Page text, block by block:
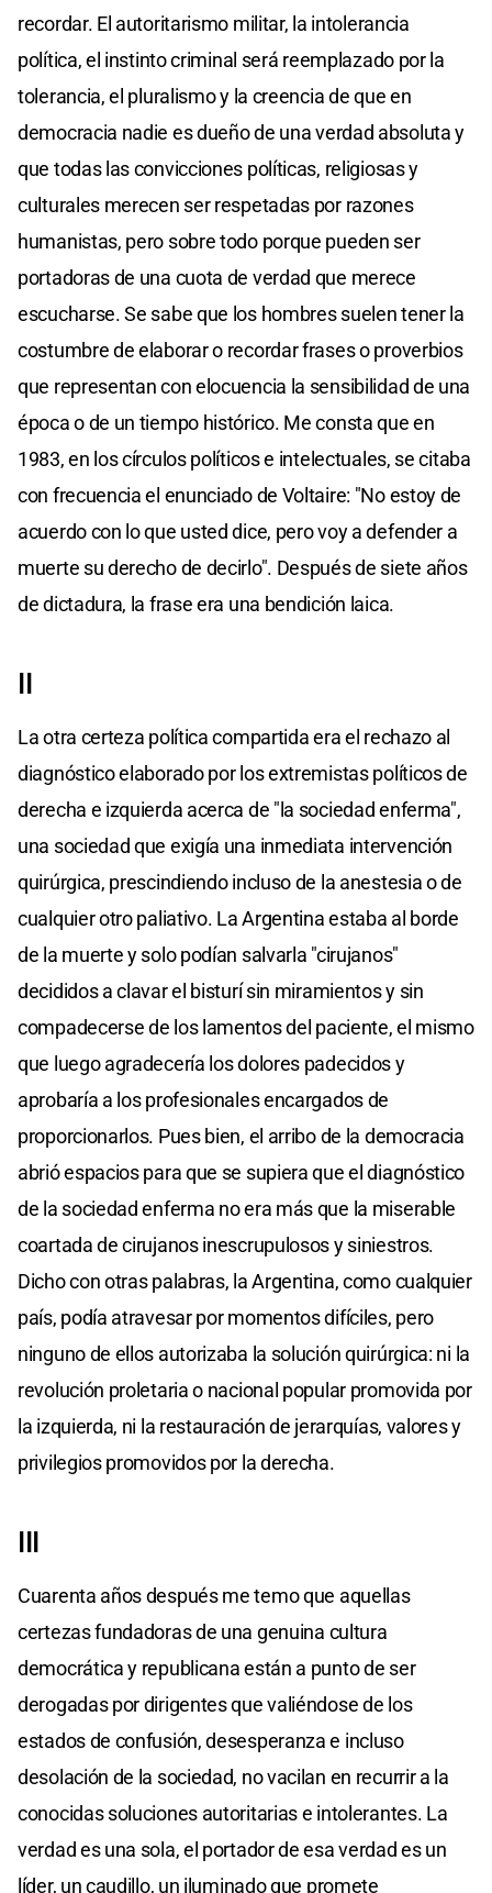
recordar. El autoritarismo militar, la intolerancia
política, el instinto criminal será reemplazado por la
tolerancia, el pluralismo y la creencia de que en
democracia nadie es dueño de una verdad absoluta y
que todas las convicciones políticas, religiosas y
culturales merecen ser respetadas por razones
humanistas, pero sobre todo porque pueden ser
portadoras de una cuota de verdad que merece
escucharse. Se sabe que los hombres suelen tener la
costumbre de elaborar o recordar frases o proverbios
que representan con elocuencia la sensibilidad de una
época o de un tiempo histórico. Me consta que en
1983, en los círculos políticos e intelectuales, se citaba
con frecuencia el enunciado de Voltaire: "No estoy de
acuerdo con lo que usted dice, pero voy a defender a
muerte su derecho de decirlo". Después de siete años
de dictadura, la frase era una bendición laica.
II
La otra certeza política compartida era el rechazo al
diagnóstico elaborado por los extremistas políticos de
derecha e izquierda acerca de "la sociedad enferma",
una sociedad que exigía una inmediata intervención
quirúrgica, prescindiendo incluso de la anestesia o de
cualquier otro paliativo. La Argentina estaba al borde
de la muerte y solo podían salvarla "cirujanos"
decididos a clavar el bisturí sin miramientos y sin
compadecerse de los lamentos del paciente, el mismo
que luego agradecería los dolores padecidos y
aprobaría a los profesionales encargados de
proporcionarlos. Pues bien, el arribo de la democracia
abrió espacios para que se supiera que el diagnóstico
de la sociedad enferma no era más que la miserable
coartada de cirujanos inescrupulosos y siniestros.
Dicho con otras palabras, la Argentina, como cualquier
país, podía atravesar por momentos difíciles, pero
ninguno de ellos autorizaba la solución quirúrgica: ni la
revolución proletaria o nacional popular promovida por
la izquierda, ni la restauración de jerarquías, valores y
privilegios promovidos por la derecha.
III
Cuarenta años después me temo que aquellas
certezas fundadoras de una genuina cultura
democrática y republicana están a punto de ser
derogadas por dirigentes que valiéndose de los
estados de confusión, desesperanza e incluso
desolación de la sociedad, no vacilan en recurrir a la
conocidas soluciones autoritarias e intolerantes. La
verdad es una sola, el portador de esa verdad es un
líder, un caudillo, un iluminado que promete